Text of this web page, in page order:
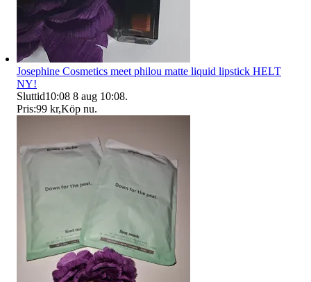
Josephine Cosmetics meet philou matte liquid lipstick HELT
NY!
Sluttid10:08 8 aug 10:08.
Pris:99 kr,Köp nu.